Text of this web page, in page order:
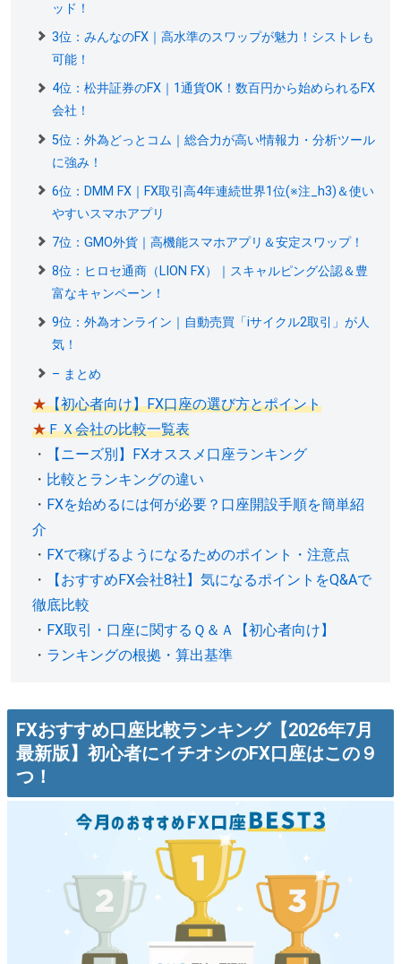
ッド！
3位：みんなのFX｜高水準のスワップが魅力！シストレも
可能！
4位：松井証券のFX｜1通貨OK！数百円から始められるFX
会社！
5位：外為どっとコム｜総合力が高い!情報力・分析ツール
に強み！
6位：DMM FX｜FX取引高4年連続世界1位(※注_h3)＆使い
やすいスマホアプリ
7位：GMO外貨｜高機能スマホアプリ＆安定スワップ！
8位：ヒロセ通商（LION FX）｜スキャルピング公認＆豊
富なキャンペーン！
9位：外為オンライン｜自動売買「iサイクル2取引」が人
気！
– まとめ
★【初心者向け】FX口座の選び方とポイント
★ＦＸ会社の比較一覧表
・
【ニーズ別】FXオススメ口座ランキング
・ 比較とランキングの違い
・ FXを始めるには何が必要？口座開設手順を簡単紹
介
・ FXで稼げるようになるためのポイント・注意点
・
【おすすめFX会社8社】気になるポイントをQ&Aで
徹底比較
・ FX取引・口座に関するＱ＆Ａ【初心者向け】
・ ランキングの根拠・算出基準
FXおすすめ口座比較ランキング【2026年7月
最新版】初心者にイチオシのFX口座はこの９
つ！